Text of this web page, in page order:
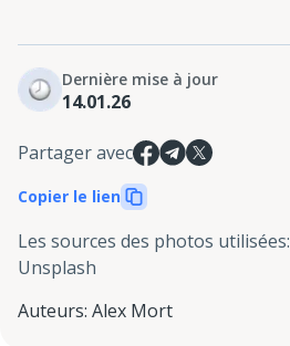
Dernière mise à jour
14.01.26
Partager avec
Copier le lien
Les sources des photos utilisées:
Unsplash
Auteurs: Alex Mort